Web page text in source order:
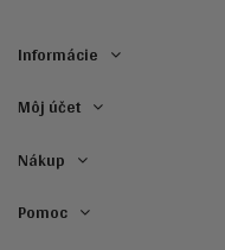
Informácie
Môj účet
Nákup
Pomoc